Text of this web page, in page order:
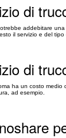
di
addebitare
il servizio e del
di
ha un costo
ad esempio.